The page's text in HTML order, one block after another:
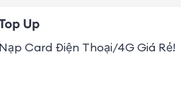
Nạp Card Điện Thoại/4G Giá Rẻ!